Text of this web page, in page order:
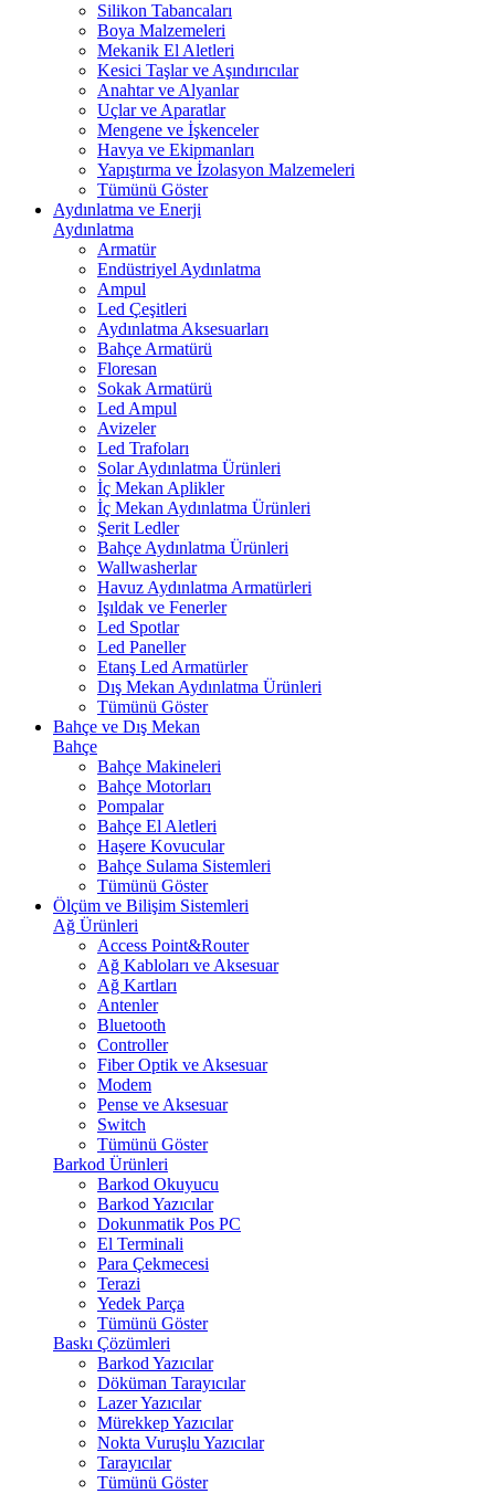
Silikon Tabancaları
Boya Malzemeleri
Mekanik El Aletleri
Kesici Taşlar ve Aşındırıcılar
Anahtar ve Alyanlar
Uçlar ve Aparatlar
Mengene ve İşkenceler
Havya ve Ekipmanları
Yapıştırma ve İzolasyon Malzemeleri
Tümünü Göster
Aydınlatma ve Enerji
Aydınlatma
Armatür
Endüstriyel Aydınlatma
Ampul
Led Çeşitleri
Aydınlatma Aksesuarları
Bahçe Armatürü
Floresan
Sokak Armatürü
Led Ampul
Avizeler
Led Trafoları
Solar Aydınlatma Ürünleri
İç Mekan Aplikler
İç Mekan Aydınlatma Ürünleri
Şerit Ledler
Bahçe Aydınlatma Ürünleri
Wallwasherlar
Havuz Aydınlatma Armatürleri
Işıldak ve Fenerler
Led Spotlar
Led Paneller
Etanş Led Armatürler
Dış Mekan Aydınlatma Ürünleri
Tümünü Göster
Bahçe ve Dış Mekan
Bahçe
Bahçe Makineleri
Bahçe Motorları
Pompalar
Bahçe El Aletleri
Haşere Kovucular
Bahçe Sulama Sistemleri
Tümünü Göster
Ölçüm ve Bilişim Sistemleri
Ağ Ürünleri
Access Point&Router
Ağ Kabloları ve Aksesuar
Ağ Kartları
Antenler
Bluetooth
Controller
Fiber Optik ve Aksesuar
Modem
Pense ve Aksesuar
Switch
Tümünü Göster
Barkod Ürünleri
Barkod Okuyucu
Barkod Yazıcılar
Dokunmatik Pos PC
El Terminali
Para Çekmecesi
Terazi
Yedek Parça
Tümünü Göster
Baskı Çözümleri
Barkod Yazıcılar
Döküman Tarayıcılar
Lazer Yazıcılar
Mürekkep Yazıcılar
Nokta Vuruşlu Yazıcılar
Tarayıcılar
Tümünü Göster